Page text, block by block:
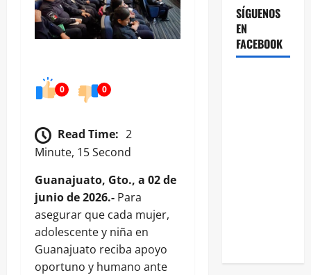
0 0
Read Time: 2
Minute, 15 Second
Guanajuato, Gto., a 02 de
junio de 2026.- Para
asegurar que cada mujer,
adolescente y niña en
Guanajuato reciba apoyo
oportuno y humano ante
SÍGUENOS
EN
FACEBOOK